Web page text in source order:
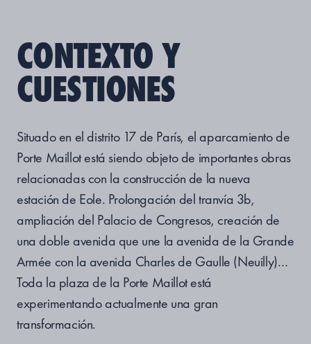
CONTEXTO Y
CUESTIONES
Situado en el distrito 17 de París, el aparcamiento de
Porte Maillot está siendo objeto de importantes obras
relacionadas con la construcción de la nueva
estación de Eole. Prolongación del tranvía 3b,
ampliación del Palacio de Congresos, creación de
una doble avenida que une la avenida de la Grande
Armée con la avenida Charles de Gaulle (Neuilly)…
Toda la plaza de la Porte Maillot está
experimentando actualmente una gran
transformación.